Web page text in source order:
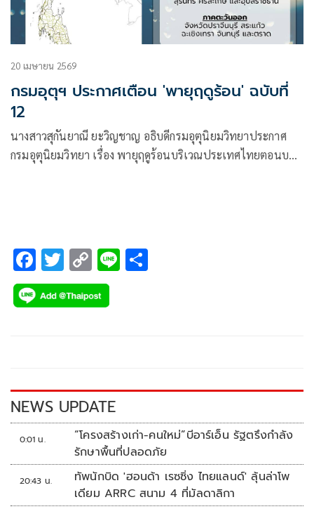
20 เมษายน 2569
กรมอุตุฯ ประกาศเตือน 'พายุฤดูร้อน' ฉบับที่
12
นางสาวสุกันยาณี ยะวิญชาญ อธิบดีกรมอุตุนิยมวิทยาประกาศ
กรมอุตุนิยมวิทยา เรื่อง พายุฤดูร้อนบริเวณประเทศไทยตอนบน
F
ac
e
k
T
wi
tt
C
o
p
k
Li
NEWS UPDATE
0:01 น.
“โครงสร้างเก่า-คนใหม่”บีอาร์เอ็น รัฐตรึงกำลัง
รักษาพื้นที่ปลอดภัย
20:43 น.
ทัพนักบิด 'ฮอนด้า เรซซิ่ง ไทยแลนด์' ลุ้นล่าโพ
เดียม ARRC สนาม 4 ที่มัลดาลิกา